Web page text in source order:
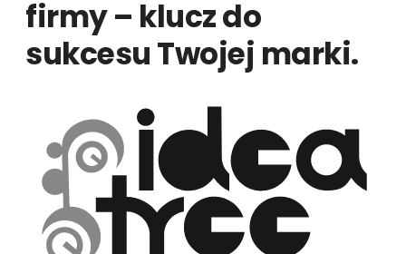
firmy – klucz do
sukcesu Twojej marki.